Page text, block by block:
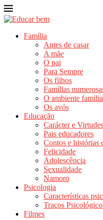
Família
Antes de casar
A mãe
O pai
Para Sempre
Os filhos
Famílias
O ambiente
Os avós
Educação
Carácter e Virtudes
Pais educadores
Contos e histórias
Felicidade
Adolescência
Sexualidade
Namoro
Psicologia
Características
Traços
Filmes